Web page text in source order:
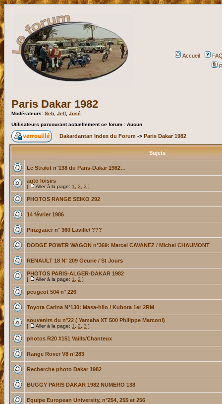
Accueil
Paris Dakar 1982
Modérateurs: Seb Jeff, José
Utilisateurs parcourant actuellement ce forum : Aucun
Dakardantan Index du Forum -> Paris Dakar 1982
Sujets
Le Strakit n°138 du Paris-Dakar 1982…
auto loisirs
[ Aller à la page: 1 2 3 ]
PHOTOS RANGE SEIKO 292
14 février 1986
Pinzgauer n° 360 Laville/ ???
DODGE POWER WAGON n°369: Marcel CAVANEZ / Michel CHAUMONT
RENAULT 18 N° 209 Geurie / St Jours
PHOTOS PARIS-ALGER-DAKAR 1982
[ Aller à la page: 1 2 ]
peugeot 504 n° 226
Toyota Carina N°130: Masa-hilo / Kubota 1er 2RM
souvenirs du n°22 ( Yamaha XT 500 Philippe Marconi)
[ Aller à la page: 1 2 3 ]
photos R20 #151 Vaills/Chanteux
Range Rover V8 n°283
Recherche photo Dakar 1982
BUGGY PARIS DAKAR 1982 NUMERO 138
Equipe European University, n°254, 255 et 256